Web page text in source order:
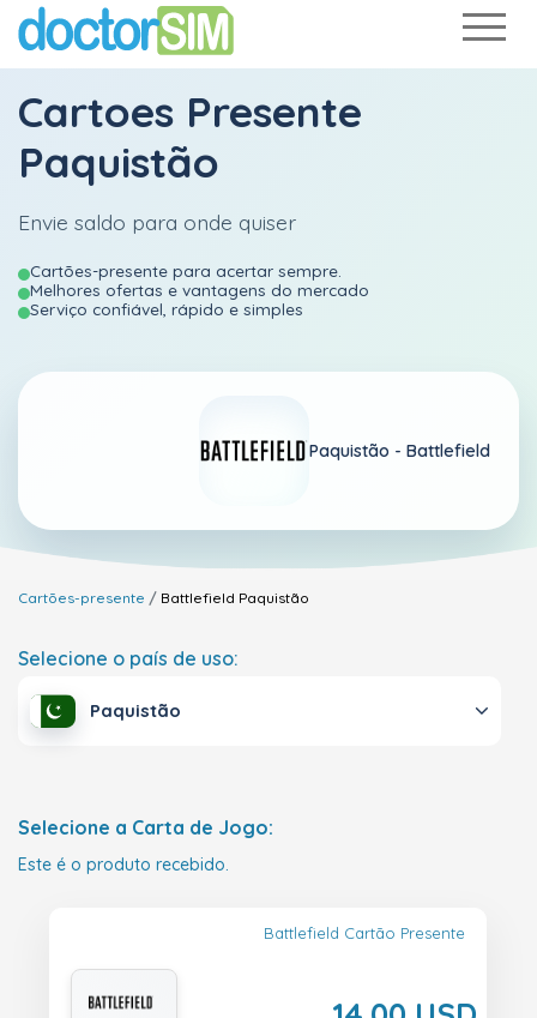
Cartoes Presente
Paquistão
Envie saldo para onde quiser
Cartões-presente para acertar sempre.
Melhores ofertas e vantagens do mercado
Serviço confiável, rápido e simples
Paquistão - Battlefield
Cartões-presente Battlefield Paquistão
Selecione o país de uso:
Paquistão
Selecione a Carta de Jogo:
Este é o produto recebido.
Battlefield Cartão Presente